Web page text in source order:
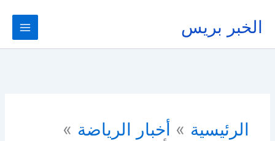
المحتوى
الخبر بريس
الرئيسية
أخبار الرياضة